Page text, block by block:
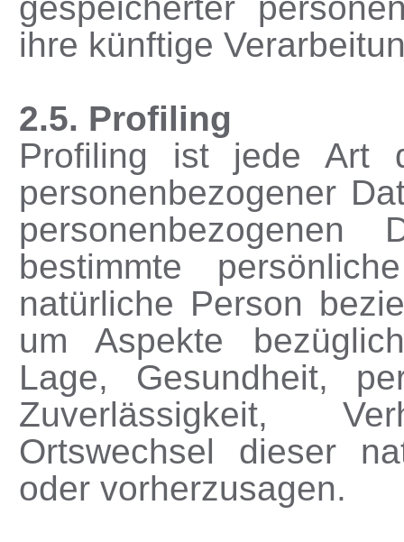
ihre künftige
2.5. Profiling
Profiling ist jede Art
personenbezogener
bestimmte
natürliche Person
um Aspekte
Lage, Gesundheit,
Zuverlässigkeit,
Ortswechsel dieser
oder vorherzusagen.